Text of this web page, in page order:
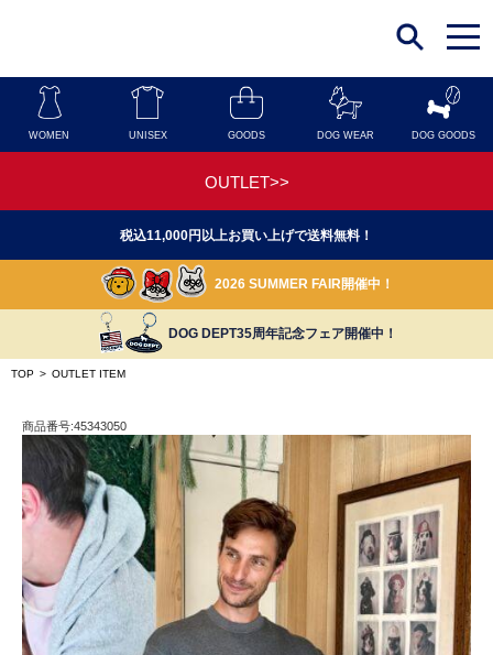
t
o
g
n
a
o
WOMEN UNISEX GOODS DOG WEAR DOG GOODS
OUTLET>>
税込11,000円以上お買い上げで送料無料！
2026 SUMMER FAIR開催中！
DOG DEPT35周年記念フェア開催中！
TOP > OUTLET ITEM
商品番号:45343050